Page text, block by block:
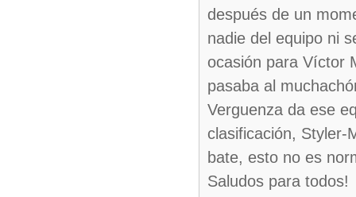
después de un
nadie del equipo ni
ocasión para Víctor
pasaba al
Verguenza da ese
clasificación, Styler-
bate, esto no es
Saludos para todos!